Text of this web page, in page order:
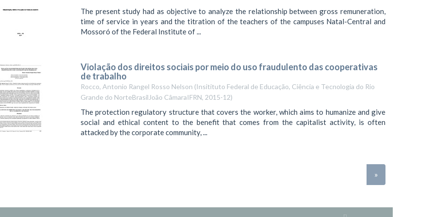
The present study had as objective to analyze the relationship between gross remuneration,
time of service in years and the titration of the teachers of the campuses Natal-Central and
Mossoró of the Federal Institute of ...
Violação dos direitos sociais por meio do uso fraudulento das cooperativas
de trabalho
Rocco, Antonio Rangel Rosso Nelson (Insitituto Federal de Educação, Ciência e Tecnologia do Rio
Grande do NorteBrasilJoão CâmaraIFRN, 2015-12)
The protection regulatory structure that covers the worker, which aims to humanize and give
social and ethical content to the benefit that comes from the capitalist activity, is often
attacked by the corporate community, ...
»